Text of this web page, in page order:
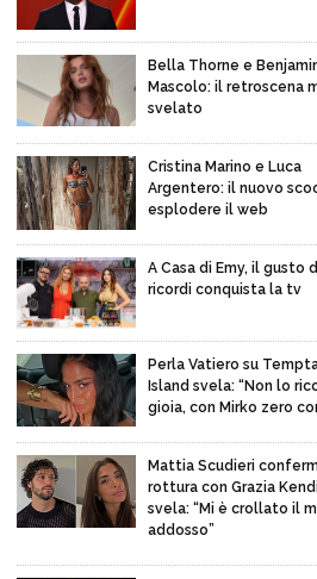
Bella Thorne e
Mascolo: il retroscena
svelato
Cristina Marino e Luca
Argentero: il nuovo
esplodere il web
A Casa di Emy, il gusto
ricordi conquista la tv
Perla Vatiero su
Island svela: “Non lo
gioia, con Mirko zero
Mattia Scudieri
rottura con Grazia
svela: “Mi è crollato il
addosso”